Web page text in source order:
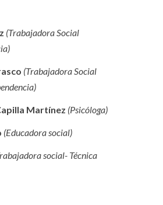
(Trabajadora Social
(Trabajadora Social
Martínez (Psicóloga)
(Educadora social)
social- Técnica